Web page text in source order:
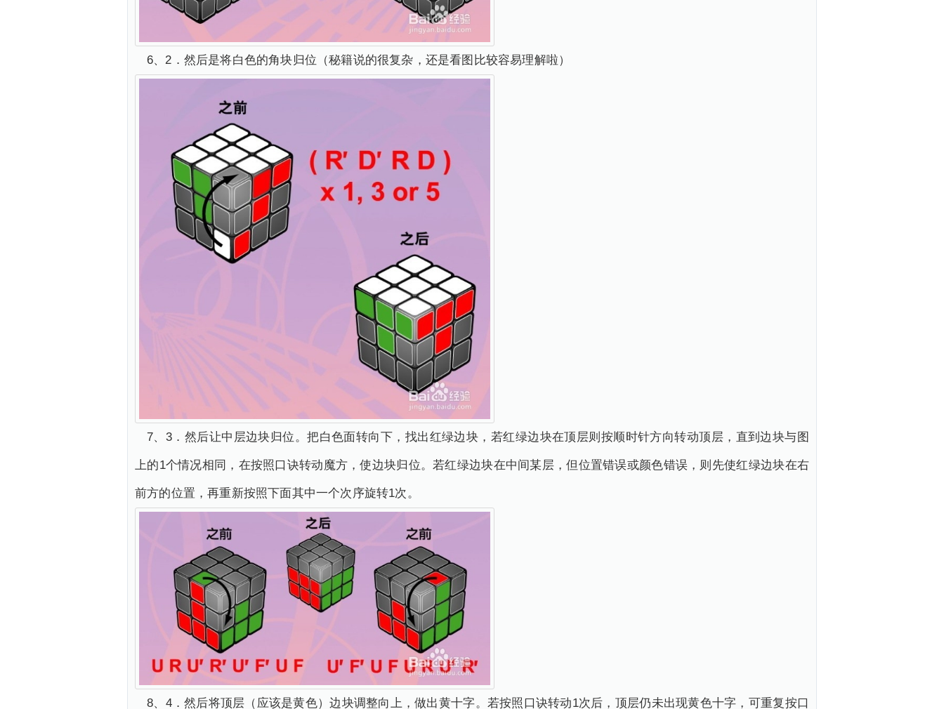
6、2．然后是将白色的角块归位（秘籍说的很复杂，还是看图比较容易理解啦）
7、3．然后让中层边块归位。把白色面转向下，找出红绿边块，若红绿边块在顶层则按顺时针方向转动顶层，直到边块与图
上的1个情况相同，在按照口诀转动魔方，使边块归位。若红绿边块在中间某层，但位置错误或颜色错误，则先使红绿边块在右
前方的位置，再重新按照下面其中一个次序旋转1次。
8、4．然后将顶层（应该是黄色）边块调整向上，做出黄十字。若按照口诀转动1次后，顶层仍未出现黄色十字，可重复按口